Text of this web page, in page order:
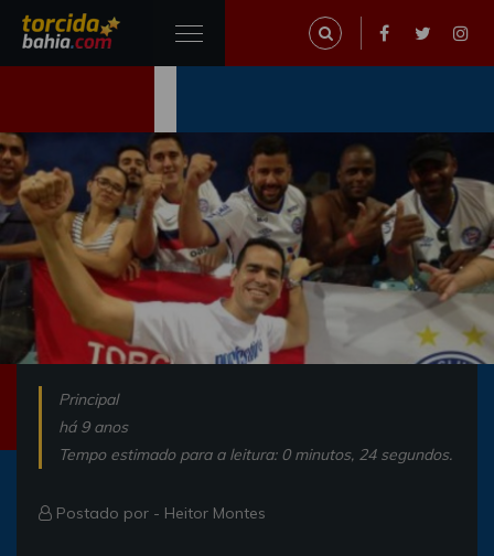
Principal
há 9 anos
Tempo estimado para a leitura: 0 minutos, 24 segundos.
Postado por - Heitor Montes